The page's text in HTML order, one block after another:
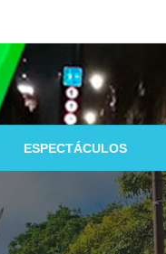
ESPECTÁCULOS